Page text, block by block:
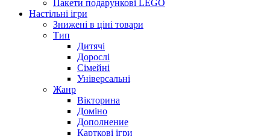
Пакети подарункові LEGO
Настільні ігри
Знижені в ціні товари
Тип
Дитячі
Дорослі
Сімейні
Універсальні
Жанр
Вікторина
Доміно
Дополнение
Карткові ігри